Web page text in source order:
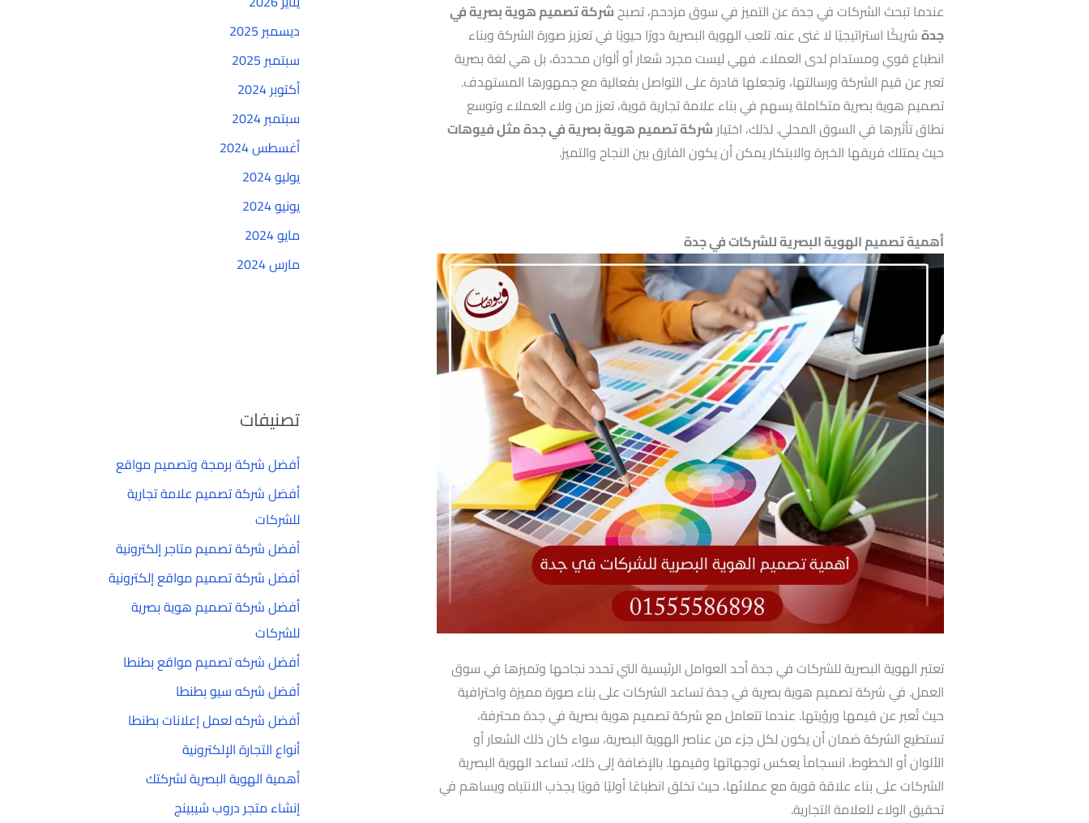
عندما تبحث الشركات في جدة عن التميز في سوق مزدحم، تصبحشركة تصميم هوية بصرية في
جدةشريكًا استراتيجيًا لا غنى عنه. تلعب الهوية البصرية دورًا حيويًا في تعزيز صورة الشركة وبناء
انطباع قوي ومستدام لدى العملاء. فهي ليست مجرد شعار أو ألوان محددة، بل هي لغة بصرية
تعبر عن قيم الشركة ورسالتها، وتجعلها قادرة على التواصل بفعالية مع جمهورها المستهدف.
تصميم هوية بصرية متكاملة يسهم في بناء علامة تجارية قوية، تعزز من ولاء العملاء وتوسع
نطاق تأثيرها في السوق المحلي. لذلك، اختيارشركة تصميم هوية بصرية في جدة مثل فيوهات
حيثيمتلك فريقها الخبرة والابتكار يمكن أن يكون الفارق بين النجاح والتميز.
أهمية تصميم الهوية البصرية للشركات في جدة
تعتبر الهوية البصرية للشركات في جدة أحد العوامل الرئيسية التي تحدد نجاحها وتميزها في سوق
العمل. في شركة تصميم هوية بصرية في جدة تساعد الشركات على بناء صورة مميزة واحترافية
حيث تُعبر عن قيمها ورؤيتها. عندما تتعامل مع شركة تصميم هوية بصرية في جدة محترفة،
تستطيع الشركة ضمان أن يكون لكل جزء من عناصر الهوية البصرية، سواء كان ذلك الشعار أو
الألوان أو الخطوط، انسجاماً يعكس توجهاتها وقيمها. بالإضافة إلى ذلك، تساعد الهوية البصرية
الشركات على بناء علاقة قوية مع عملائها، حيث تخلق انطباعًا أوليًا قويًا يجذب الانتباه ويساهم في
تحقيق الولاء للعلامة التجارية.
ديسمبر 2025
سبتمبر 2025
أكتوبر 2024
سبتمبر 2024
أغسطس 2024
يوليو 2024
يونيو 2024
مايو 2024
مارس 2024
تصنيفات
أفضل شركة برمجة وتصميم مواقع
أفضل شركة تصميم علامة تجارية
للشركات
أفضل شركة تصميم متاجر إلكترونية
أفضل شركة تصميم مواقع إلكترونية
أفضل شركة تصميم هوية بصرية
للشركات
أفضل شركه تصميم مواقع بطنطا
أفضل شركه سيو بطنطا
أفضل شركه لعمل إعلانات بطنطا
أنواع التجارة الإلكترونية
أهمية الهوية البصرية لشركتك
إنشاء متجر دروب شيبينج